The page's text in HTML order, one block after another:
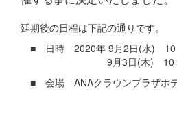
延期後の日程は下記の通りです。
■ 日時 2020年 9月2日(水) 10
9月3日(木) 10：00
■ 会場 ANAクラウンプラザホ